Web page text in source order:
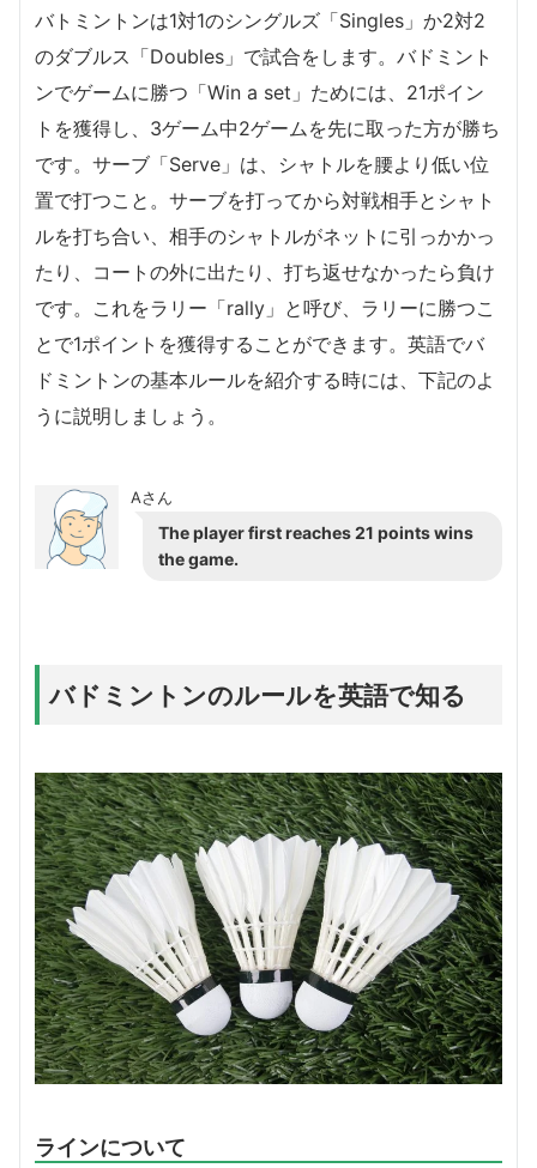
バトミントンは1対1のシングルズ「Singles」か2対2
のダブルス「Doubles」で試合をします。バドミント
ンでゲームに勝つ「Win a set」ためには、21ポイン
トを獲得し、3ゲーム中2ゲームを先に取った方が勝ち
です。サーブ「Serve」は、シャトルを腰より低い位
置で打つこと。サーブを打ってから対戦相手とシャト
ルを打ち合い、相手のシャトルがネットに引っかかっ
たり、コートの外に出たり、打ち返せなかったら負け
です。これをラリー「rally」と呼び、ラリーに勝つこ
とで1ポイントを獲得することができます。英語でバ
ドミントンの基本ルールを紹介する時には、下記のよ
うに説明しましょう。
Aさん
The player first reaches 21 points wins
the game.
バドミントンのルールを英語で知る
ラインについて